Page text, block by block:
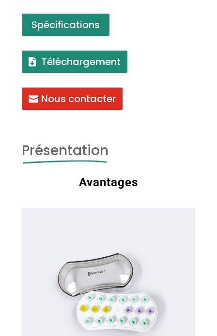
Spécifications
Téléchargement
Nous contacter
Présentation
Avantages